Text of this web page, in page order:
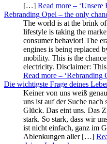
[…] Read more – ‘Unsere
Rebranding Opel – the only
The world is at the brink
lifestyle is taking the
consumer behavior! The
engines is being replaced
mobility. This is the
electricity. Disclaimer:
Read more – ‘Rebranding
Die wichtigste Frage deines
Keiner von uns weiß
uns ist auf der Suche nach
Glück. Das eint uns. Das
stark. So stark, dass wir
ist nicht einfach, ganz im
Ablenkungen aller […]